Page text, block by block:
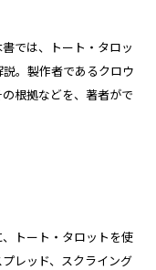
・タロッ
。製作者であるクロウ
根拠などを、著者がで
ットを使
レッド、スクライング